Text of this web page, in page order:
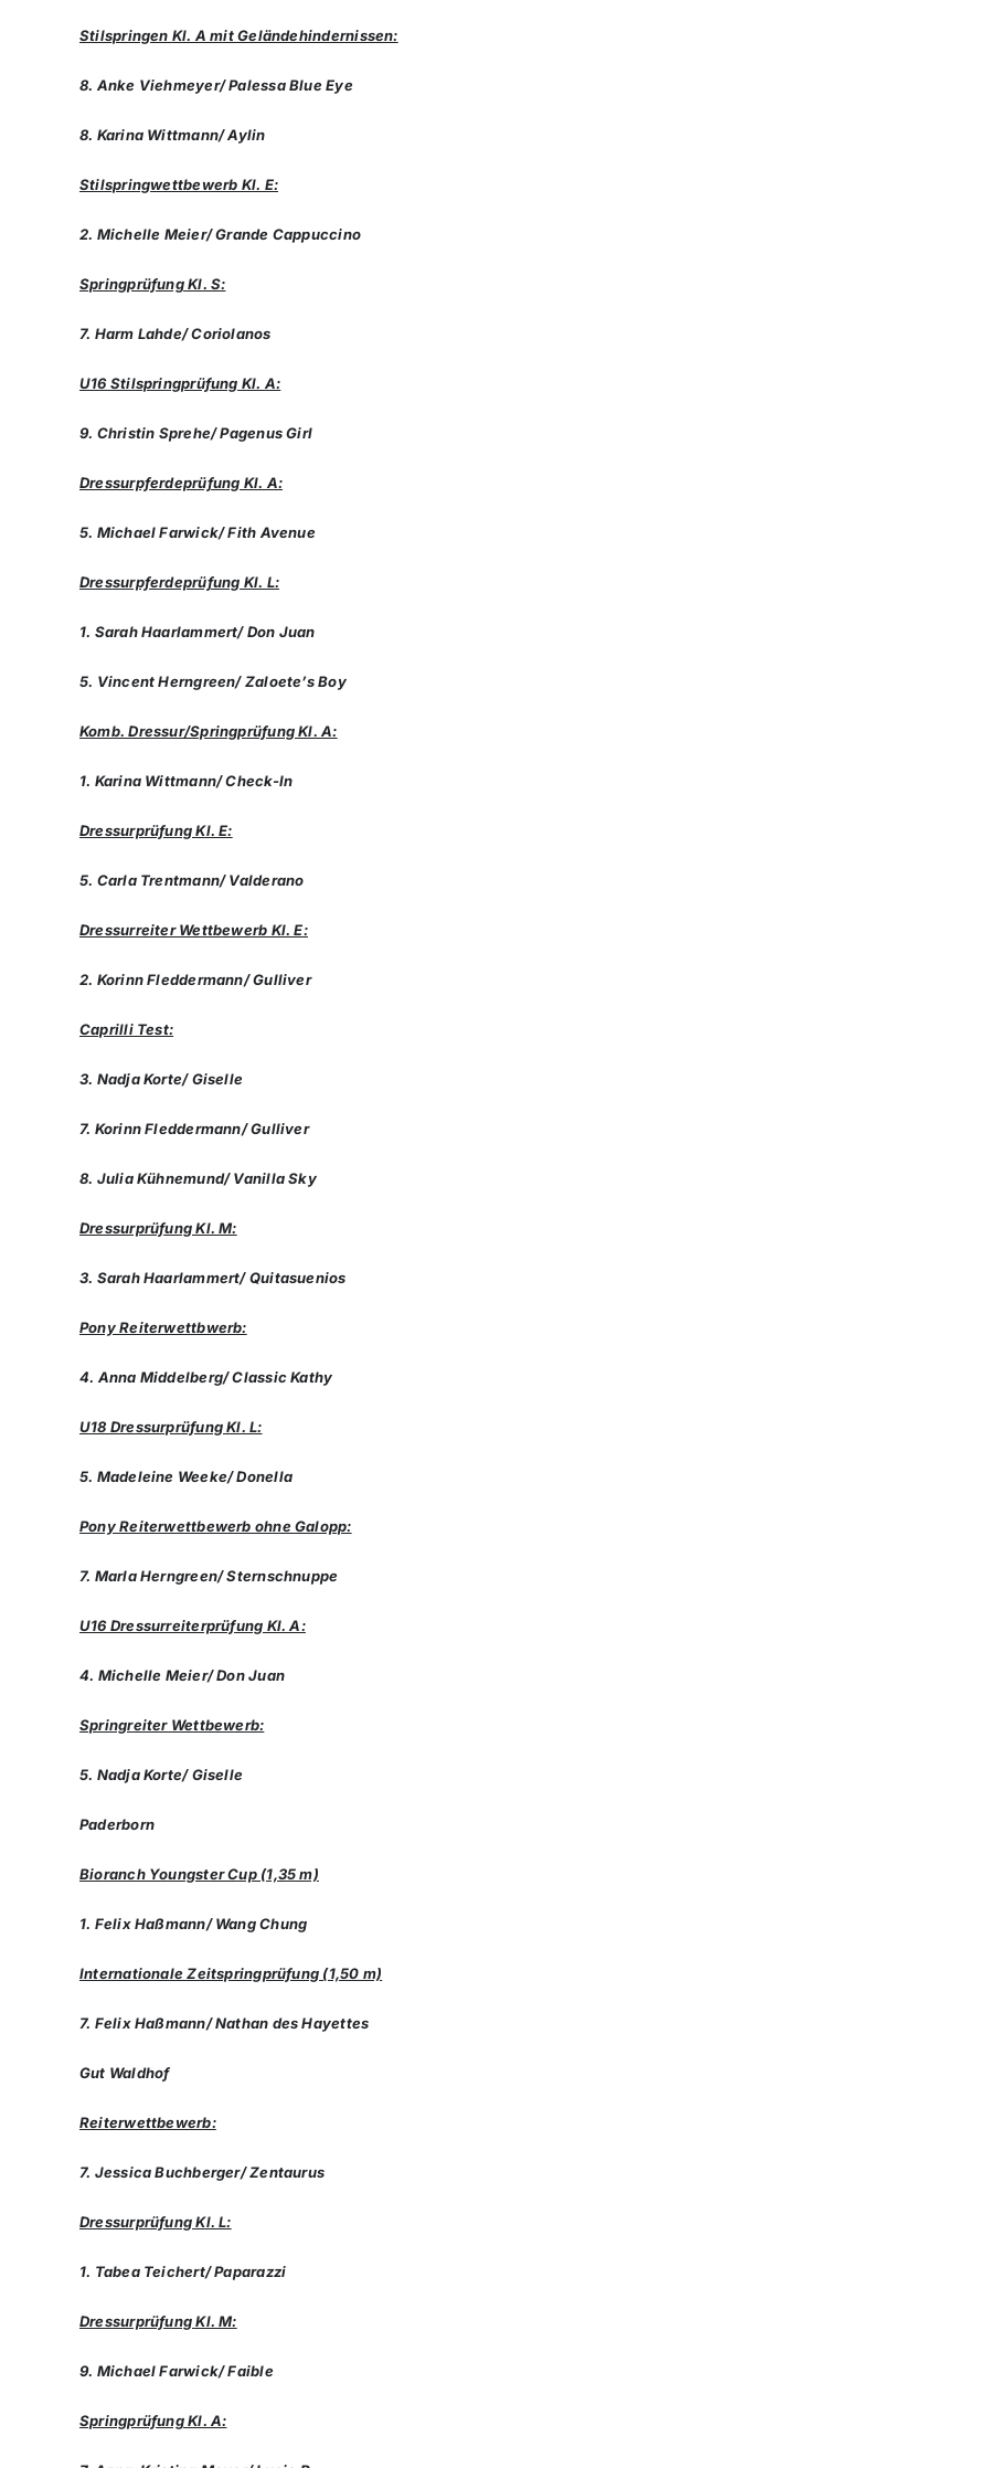
Stilspringen Kl. A mit Geländehindernissen:
8. Anke Viehmeyer/ Palessa Blue Eye
8. Karina Wittmann/ Aylin
Stilspringwettbewerb Kl. E:
2. Michelle Meier/ Grande Cappuccino
Springprüfung Kl. S:
7. Harm Lahde/ Coriolanos
U16 Stilspringprüfung Kl. A:
9. Christin Sprehe/ Pagenus Girl
Dressurpferdeprüfung Kl. A:
5. Michael Farwick/ Fith Avenue
Dressurpferdeprüfung Kl. L:
1. Sarah Haarlammert/ Don Juan
5. Vincent Herngreen/ Zaloete’s Boy
Komb. Dressur/Springprüfung Kl. A:
1. Karina Wittmann/ Check-In
Dressurprüfung Kl. E:
5. Carla Trentmann/ Valderano
Dressurreiter Wettbewerb Kl. E:
2. Korinn Fleddermann/ Gulliver
Caprilli Test:
3. Nadja Korte/ Giselle
7. Korinn Fleddermann/ Gulliver
8. Julia Kühnemund/ Vanilla Sky
Dressurprüfung Kl. M:
3. Sarah Haarlammert/ Quitasuenios
Pony Reiterwettbwerb:
4. Anna Middelberg/ Classic Kathy
U18 Dressurprüfung Kl. L:
5. Madeleine Weeke/ Donella
Pony Reiterwettbewerb ohne Galopp:
7. Marla Herngreen/ Sternschnuppe
U16 Dressurreiterprüfung Kl. A:
4. Michelle Meier/ Don Juan
Springreiter Wettbewerb:
5. Nadja Korte/ Giselle
Paderborn
Bioranch Youngster Cup (1,35 m)
1. Felix Haßmann/ Wang Chung
Internationale Zeitspringprüfung (1,50 m)
7. Felix Haßmann/ Nathan des Hayettes
Gut Waldhof
Reiterwettbewerb:
7. Jessica Buchberger/ Zentaurus
Dressurprüfung Kl. L:
1. Tabea Teichert/ Paparazzi
Dressurprüfung Kl. M:
9. Michael Farwick/ Faible
Springprüfung Kl. A: